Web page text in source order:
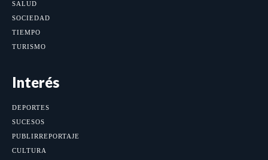
SALUD
SOCIEDAD
TIEMPO
TURISMO
Interés
DEPORTES
SUCESOS
PUBLIRREPORTAJE
CULTURA